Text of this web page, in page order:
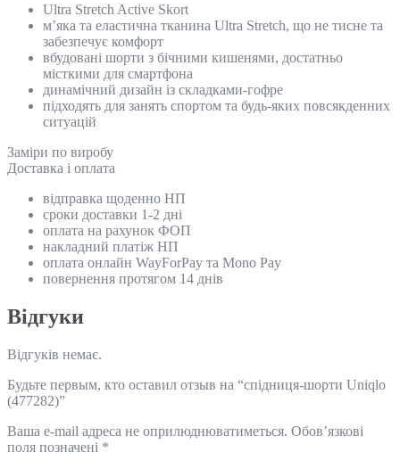
Ultra Stretch Active Skort
м’яка та еластична тканина Ultra Stretch, що не тисне та
забезпечує комфорт
вбудовані шорти з бічними кишенями, достатньо
місткими для смартфона
динамічний дизайн із складками-гофре
підходять для занять спортом та будь-яких повсякденних
ситуацій
Замiри по виробу
Доставка і оплата
відправка щоденно НП
сроки доставки 1-2 дні
оплата на рахунок ФОП
накладний платіж НП
оплата онлайн WayForPay та Mono Pay
повернення протягом 14 днів
Відгуки
Відгуків немає.
Будьте первым, кто оставил отзыв на “спідниця-шорти Uniqlo
(477282)”
Ваша e-mail адреса не оприлюднюватиметься. Обов’язкові
поля позначені *